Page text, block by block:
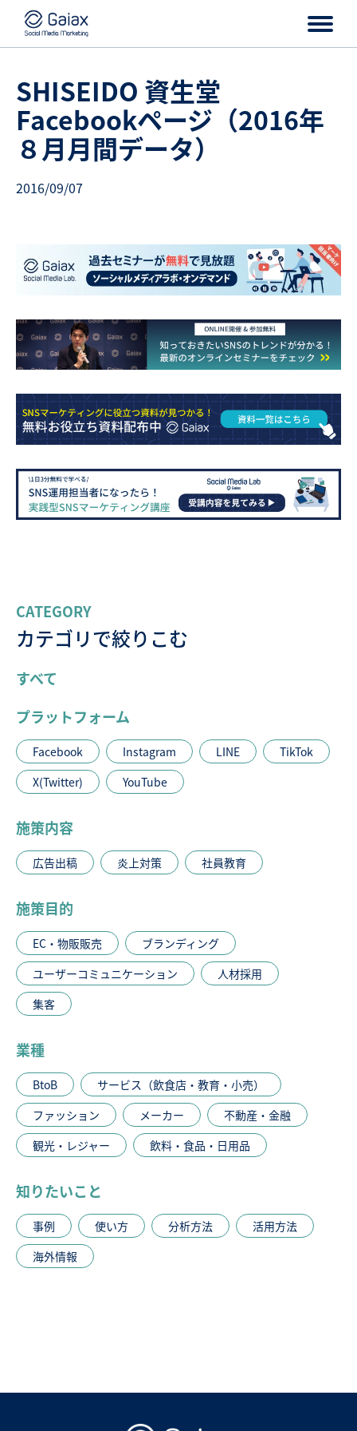
SHISEIDO 資生堂
Facebookページ（2016年
８月月間データ）
2016/09/07
CATEGORY
カテゴリで絞りこむ
すべて
プラットフォーム
Facebook Instagram LINE
TikTok
X(Twitter)
YouTube
施策内容
広告出稿 炎上対策 社員教育
施策目的
EC・物販販売
ブランディング
ユーザーコミュニケーション
人材採用
集客
業種
BtoB
サービス（飲食店・教育・小売）
ファッション
メーカー
不動産・金融
観光・レジャー
飲料・食品・日用品
知りたいこと
事例 使い方 分析方法
活用方法
海外情報